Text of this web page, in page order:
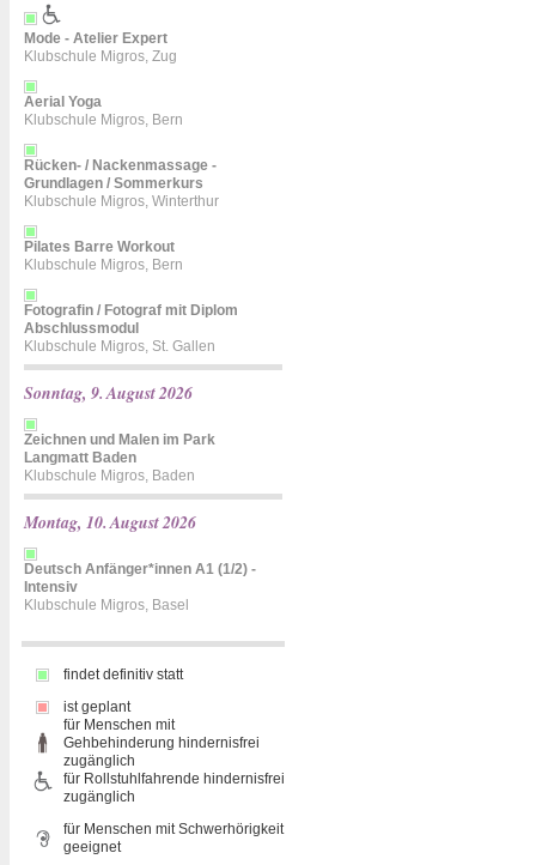
Mode - Atelier Expert
Klubschule Migros, Zug
Aerial Yoga
Klubschule Migros, Bern
Rücken- / Nackenmassage -
Grundlagen / Sommerkurs
Klubschule Migros, Winterthur
Pilates Barre Workout
Klubschule Migros, Bern
Fotografin / Fotograf mit Diplom
Abschlussmodul
Klubschule Migros, St. Gallen
Sonntag, 9. August 2026
Zeichnen und Malen im Park
Langmatt Baden
Klubschule Migros, Baden
Montag, 10. August 2026
Deutsch Anfänger*innen A1 (1/2) -
Intensiv
Klubschule Migros, Basel
findet definitiv statt
ist geplant
für Menschen mit
Gehbehinderung hindernisfrei
zugänglich
für Rollstuhlfahrende hindernisfrei
zugänglich
für Menschen mit Schwerhörigkeit
geeignet